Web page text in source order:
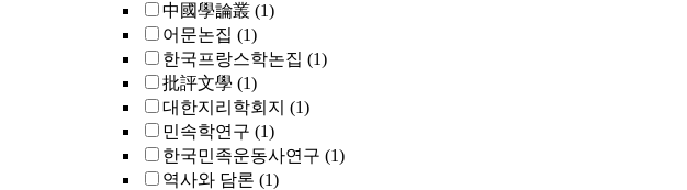
中國學論叢 (1)
어문논집 (1)
한국프랑스학논집 (1)
批評文學 (1)
대한지리학회지 (1)
민속학연구 (1)
한국민족운동사연구 (1)
역사와 담론 (1)